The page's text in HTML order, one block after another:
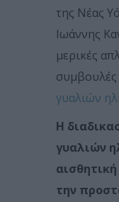
της Νέας
Ιωάννης
μερικές
συμβουλές
γυαλιών
Η
γυαλιών
την